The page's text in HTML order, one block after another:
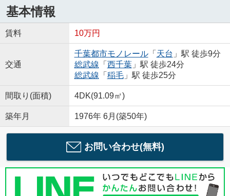
基本情報
賃料 10万円
交通
千葉都市モノレール「 天台 」駅 徒歩9分
総武線 「 西千葉」駅 徒歩24分
総武線 「 稲毛」駅 徒歩25分
間取り(面積) 4DK(91.09㎡)
築年月 1976年 6月(築50年)
お問い合わせ(無料)